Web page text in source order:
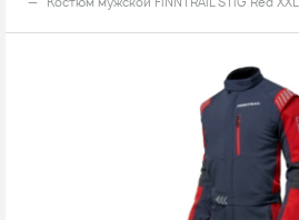
Костюм мужской FINNTRAIL STIG Red XXL